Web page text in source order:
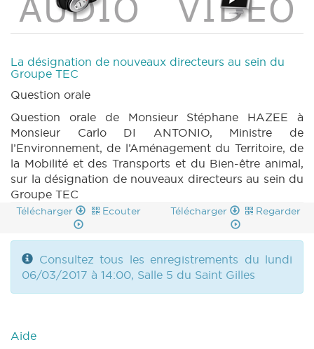
La désignation de nouveaux directeurs au sein du
Groupe TEC
Question orale
Question orale de Monsieur Stéphane HAZEE à
Monsieur Carlo DI ANTONIO, Ministre de
l’Environnement, de l’Aménagement du Territoire, de
la Mobilité et des Transports et du Bien-être animal,
sur la désignation de nouveaux directeurs au sein du
Groupe TEC
Télécharger Ecouter Télécharger Regarder
Consultez tous les enregistrements du lundi
06/03/2017 à 14:00, Salle 5 du Saint Gilles
Aide